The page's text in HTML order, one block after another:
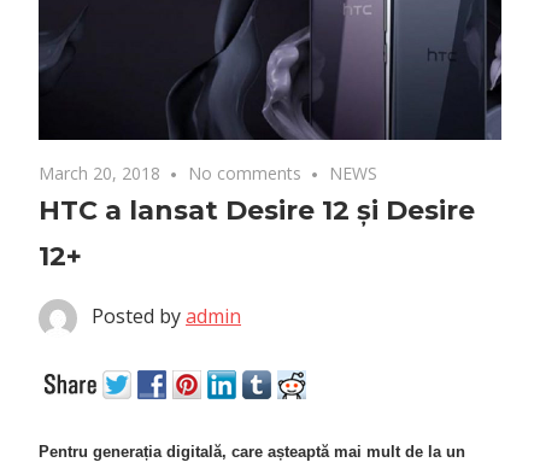
March 20, 2018 No comments NEWS
HTC a lansat Desire 12 și Desire
12+
Posted byadmin
Pentru generația digitală, care așteaptă mai mult de la un